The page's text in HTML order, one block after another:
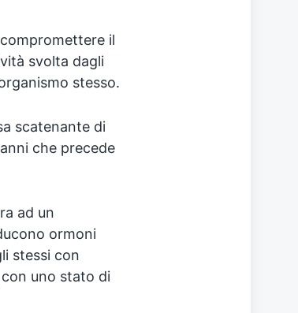
il
svolta dagli
stesso.
scatenante di
che precede
ad un
ormoni
stessi con
con uno stato di